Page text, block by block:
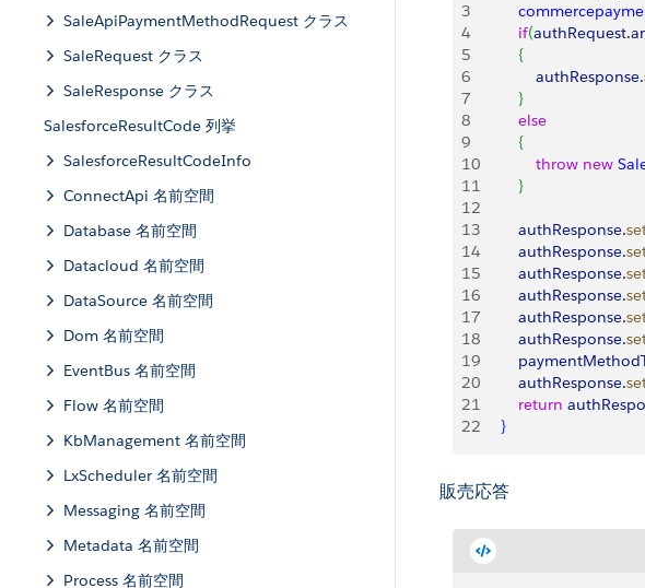
SaleApiPaymentMethodRequest クラス
SaleRequest クラス
SaleResponse クラス
SalesforceResultCode 列挙
SalesforceResultCodeInfo
ConnectApi 名前空間
Database 名前空間
Datacloud 名前空間
DataSource 名前空間
Dom 名前空間
EventBus 名前空間
Flow 名前空間
KbManagement 名前空間
LxScheduler 名前空間
Messaging 名前空間
Metadata 名前空間
Process 名前空間
3
4
         if
(authRequest.
5
{
6
             authResponse
.
7
}
8
         else
9
{
10
             throw
new
11
}
12
13
         authResponse
.
14
         authResponse
.
15
         authResponse
.
16
         authResponse
.
17
         authResponse
.
18
         authResponse
.
19
20
         authResponse
.
21
         return
22
}
販売応答